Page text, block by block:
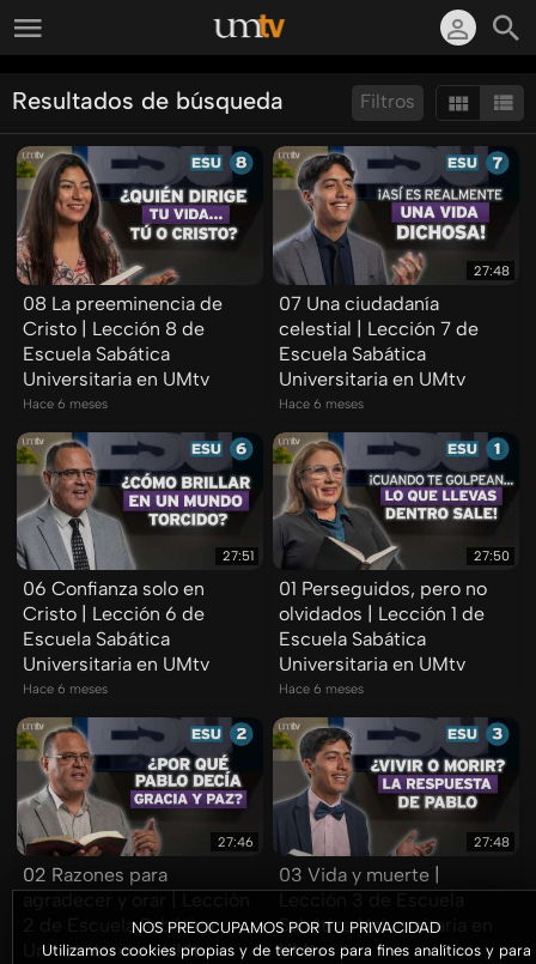
NOS PREOCUPAMOS POR TU PRIVACIDAD
Utilizamos cookies propias y de terceros para fines analíticos y para
Filtros
Resultados de búsqueda
Ordenar por:
Mostrar:
Resultados/Pág.:
08 La preeminencia de
Cristo | Lección 8 de
Escuela Sabática
Universitaria en UMtv
Hace 6 meses
27:48
07 Una ciudadanía
celestial | Lección 7 de
Escuela Sabática
Universitaria en UMtv
Hace 6 meses
27:51
06 Confianza solo en
Cristo | Lección 6 de
Escuela Sabática
Universitaria en UMtv
Hace 6 meses
27:50
01 Perseguidos, pero no
olvidados | Lección 1 de
Escuela Sabática
Universitaria en UMtv
Hace 6 meses
27:46
02 Razones para
2 de Escuela Sabática
Universitaria en UMtv
27:48
03 Vida y muerte |
Sabática Universitaria en
UMtv